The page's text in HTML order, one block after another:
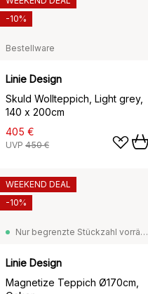
Bestellware
Linie Design
Skuld Wollteppich, Light grey,
140 x 200cm
405 €
UVP 450 €
-10%
Nur begrenzte Stückzahl vorrätig
Linie Design
Magnetize Teppich Ø170cm,
WEEKEND DEAL
-10%